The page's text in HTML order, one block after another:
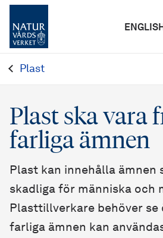
ENGLISH
Plast
Plast ska vara
farliga ämnen
Plast kan innehålla ämnen
skadliga för människa och
Plasttillverkare behöver se
farliga ämnen kan